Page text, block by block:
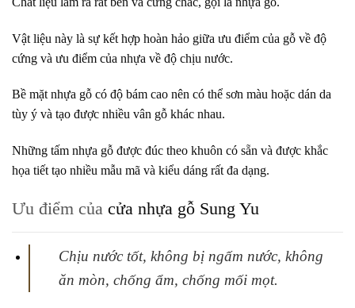
Vật liệu này là sự kết hợp hoàn hảo giữa ưu điểm của gỗ về độ
cứng và ưu điểm của nhựa về độ chịu nước.
Bề mặt nhựa gỗ có độ bám cao nên có thể sơn màu hoặc dán da
tùy ý và tạo được nhiều vân gỗ khác nhau.
Những tấm nhựa gỗ được đúc theo khuôn có sẵn và được khắc
họa tiết tạo nhiều mẫu mã và kiểu dáng rất đa dạng.
Ưu điểm của cửa nhựa gỗ Sung Yu
Chịu nước tốt, không bị ngấm nước, không
ăn mòn, chống ẩm, chống mối mọt.